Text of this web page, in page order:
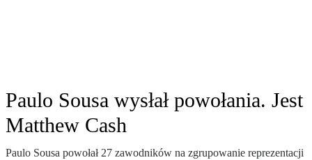
Paulo Sousa wysłał powołania. Jest
Matthew Cash
Paulo Sousa powołał 27 zawodników na zgrupowanie reprezentacji